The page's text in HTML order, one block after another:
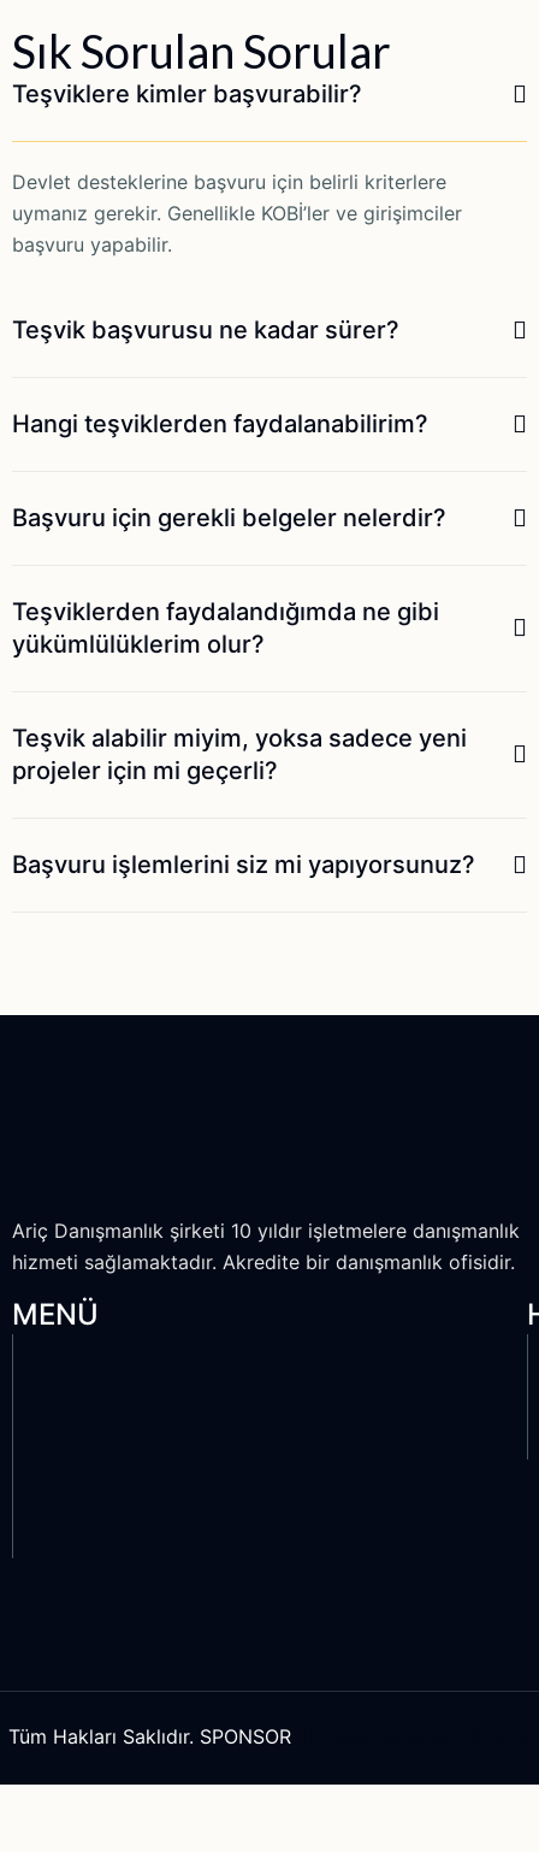
Sık Sorulan Sorular
Teşviklere kimler başvurabilir?
Devlet desteklerine başvuru için belirli kriterlere
uymanız gerekir. Genellikle KOBİ’ler ve girişimciler
başvuru yapabilir.
Teşvik başvurusu ne kadar sürer?
Hangi teşviklerden faydalanabilirim?
Başvuru için gerekli belgeler nelerdir?
Teşviklerden faydalandığımda ne gibi
yükümlülüklerim olur?
Teşvik alabilir miyim, yoksa sadece yeni
projeler için mi geçerli?
Başvuru işlemlerini siz mi yapıyorsunuz?
Ariç Danışmanlık şirketi 10 yıldır işletmelere danışmanlık
hizmeti sağlamaktadır. Akredite bir danışmanlık ofisidir.
MENÜ
Tüm Hakları Saklıdır. SPONSOR